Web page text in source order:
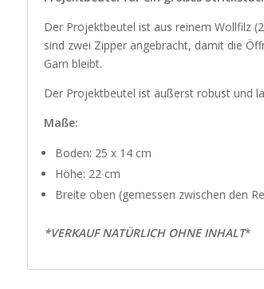
Der Projektbeutel ist aus reinem Wollfilz
sind zwei Zipper angebracht, damit die
Garn bleibt.
Der Projektbeutel ist äußerst robust und
Maße:
Boden: 25 x 14 cm
Höhe: 22 cm
Breite oben (gemessen zwischen den
*VERKAUF NATÜRLICH OHNE INHALT*